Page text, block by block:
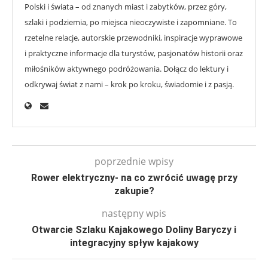
Polski i świata – od znanych miast i zabytków, przez góry,
szlaki i podziemia, po miejsca nieoczywiste i zapomniane. To
rzetelne relacje, autorskie przewodniki, inspiracje wyprawowe
i praktyczne informacje dla turystów, pasjonatów historii oraz
miłośników aktywnego podróżowania. Dołącz do lektury i
odkrywaj świat z nami – krok po kroku, świadomie i z pasją.
poprzednie wpisy
Rower elektryczny- na co zwrócić uwagę przy
zakupie?
następny wpis
Otwarcie Szlaku Kajakowego Doliny Baryczy i
integracyjny spływ kajakowy